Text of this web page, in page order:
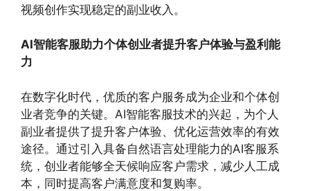
视频创作实现稳定的副业收入。
AI智能客服助力个体创业者提升客户体验与盈利能
力
在数字化时代，优质的客户服务成为企业和个体创
业者竞争的关键。AI智能客服技术的兴起，为个人
副业者提供了提升客户体验、优化运营效率的有效
途径。通过引入具备自然语言处理能力的AI客服系
统，创业者能够全天候响应客户需求，减少人工成
本，同时提高客户满意度和复购率。